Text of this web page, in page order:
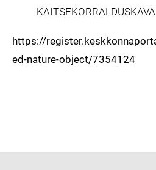
https://
ed-nature-object/7354124